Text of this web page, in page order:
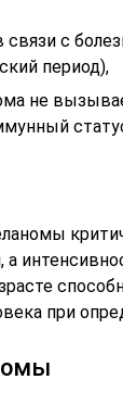
связи с
период),
не
а
при